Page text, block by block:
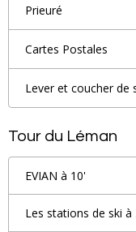
Prieuré
Cartes Postales
Lever et coucher de
Tour du Léman
EVIAN à 10'
Les stations de ski à